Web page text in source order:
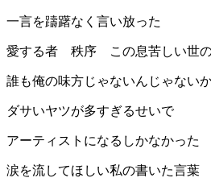
一言を躊躇なく言い放った
愛する者 秩序 この息苦しい世
誰も俺の味方じゃないんじゃない
ダサいヤツが多すぎるせいで
アーティストになるしかなかった
涙を流してほしい私の書いた言葉